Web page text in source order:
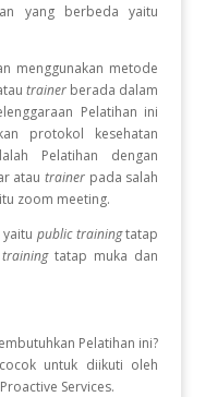
yang berbeda yaitu
menggunakan metode
trainer berada dalam
Pelatihan ini
protokol kesehatan
Pelatihan dengan
atautrainer pada salah
zoom meeting.
public trainingtatap
tatap muka dan
Pelatihan ini?
untuk diikuti oleh
Services.